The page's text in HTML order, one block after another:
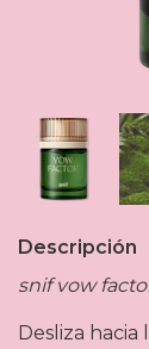
Descripción
snif vow
Desliza